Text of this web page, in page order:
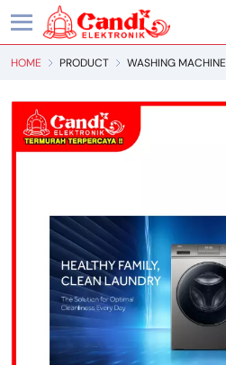
HOME PRODUCT WASHING MACHINE